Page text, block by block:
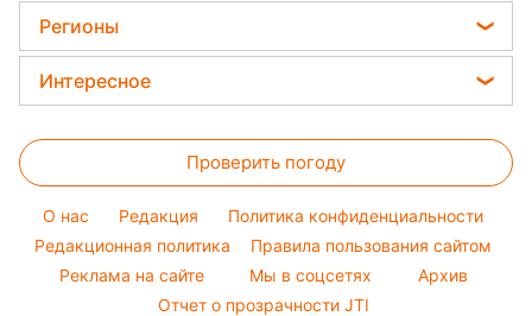
Алла Пугачева
Настя Каменских
Виталий Козловский
Потап
Все о сале
Цены на продукты
Погода на сегодня
Погода на завтра
Женские стрижки
Окрашивание волос
Красивый маникюр
Советы от Андре Тана
Регионы
Новости Львова
Новости Харькова
Новости Днепра
Новости Полтавы
Новости Тернополя
Новости Сум
Новости Житомира
Интересное
Тесты по картинке
Оптические иллюзии
Народные приметы
Все о шоу-бизнесе
Проверить погоду
O нас Редакция
Политика конфиденциальности
Редакционная политика
Правила пользования сайтом
Реклама на сайте
Мы в соцсетях
Архив
Отчет о прозрачности JTI